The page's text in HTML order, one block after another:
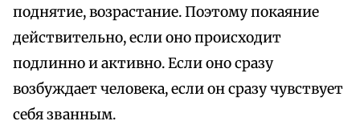
поднятие, возрастание. Поэтому покаяние
действительно, если оно происходит
подлинно и активно. Если оно сразу
возбуждает человека, если он сразу чувствует
себя званным.